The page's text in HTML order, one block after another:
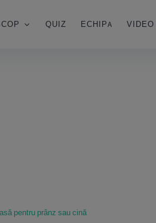
QUIZ ECHIPA VIDEO
pentru prânz sau cină